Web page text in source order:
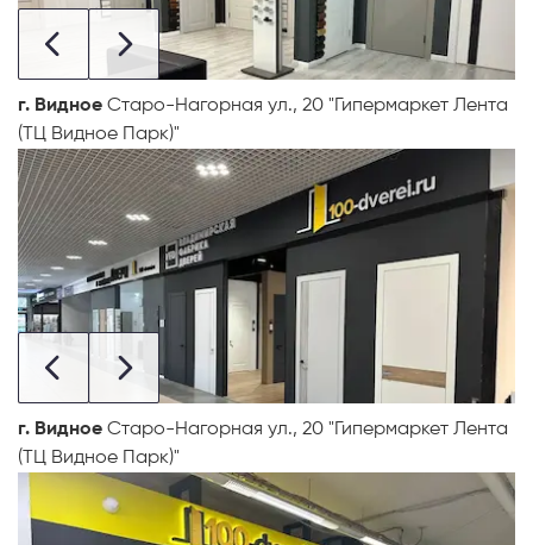
г. Видное Старо-Нагорная ул., 20 "Гипермаркет Лента
(ТЦ Видное Парк)"
г. Видное Старо-Нагорная ул., 20 "Гипермаркет Лента
(ТЦ Видное Парк)"